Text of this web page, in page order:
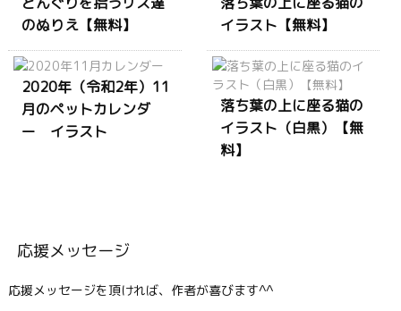
のぬりえ【無料】
イラスト【無料】
2020年（令和2年）11
月のペットカレンダ
ー イラスト
落ち葉の上に座る猫の
イラスト（白黒）【無
料】
応援メッセージ
応援メッセージを頂ければ、作者が喜びます^^